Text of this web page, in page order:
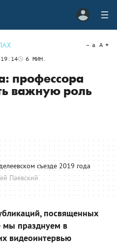
6 МИН.
a A
профессора
важную роль
съезде 2019 года
Паевский
посвященных
мы празднуем в
видеоинтервью